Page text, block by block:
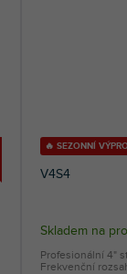
🔥 SEZONNÍ
V4S4
Skladem na
Profesionální 4"
Frekvenční